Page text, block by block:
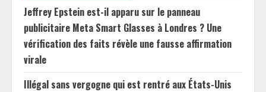
Jeffrey Epstein est-il apparu sur le panneau
publicitaire Meta Smart Glasses à Londres ? Une
vérification des faits révèle une fausse affirmation
virale
Illégal sans vergogne qui est rentré aux États-Unis